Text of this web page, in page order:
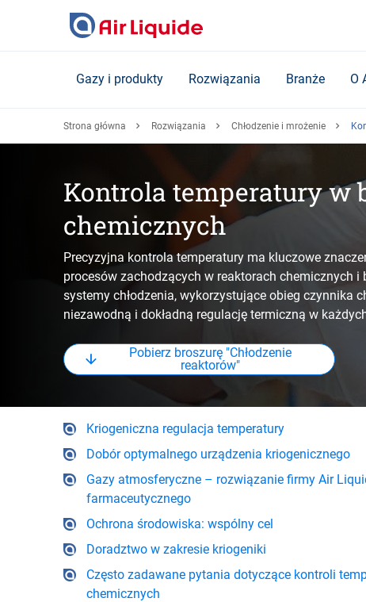
Gazy i produkty Rozwiązania Branże O
Strona główna Rozwiązania Chłodzenie i mrożenie
Kontrola temperatury w
chemicznych
Precyzyjna kontrola temperatury ma kluczowe
procesów zachodzących w reaktorach chemicznych
systemy chłodzenia, wykorzystujące obieg czynnika
niezawodną i dokładną regulację termiczną w
Pobierz broszurę "Chłodzenie
reaktorów"
Kriogeniczna regulacja temperatury
Dobór optymalnego urządzenia kriogenicznego
Gazy atmosferyczne – rozwiązanie firmy Air
farmaceutycznego
Ochrona środowiska: wspólny cel
Doradztwo w zakresie kriogeniki
Często zadawane pytania dotyczące kontroli
chemicznych